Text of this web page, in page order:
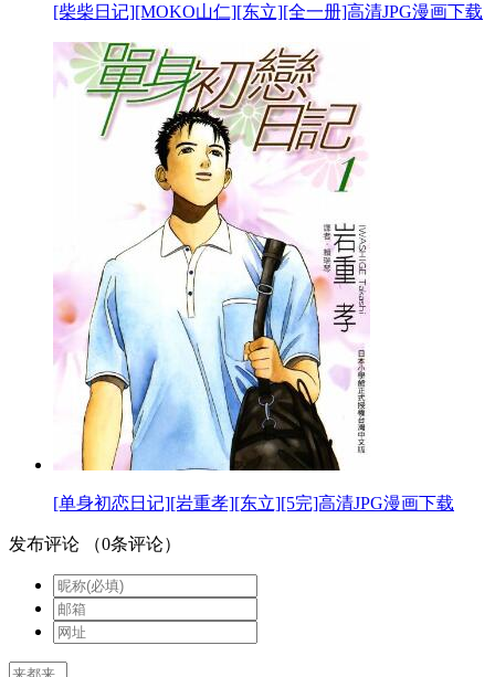
[柴柴日记][MOKO山仁][东立][全一册]高清JPG漫画下载
[单身初恋日记][岩重孝][东立][5完]高清JPG漫画下载
发布评论 （0条评论）